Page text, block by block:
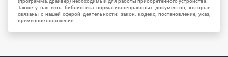
Также у нас есть библиотека нормативно-правовых документов, которые
связаны с нашей сферой деятельности: закон, кодекс, постановление, указ,
временное положение.